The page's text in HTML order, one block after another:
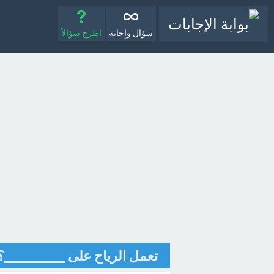
سؤال وإجابة اطرح سؤالاً
تعمل الرياح على